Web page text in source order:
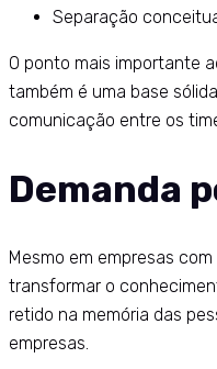
Separação
O ponto mais importante
também é uma base
comunicação entre os
Demanda
Mesmo em empresas
transformar o
retido na memória das
empresas.